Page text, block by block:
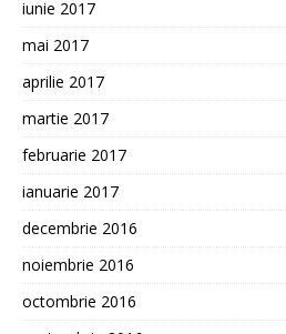
iunie 2017
mai 2017
aprilie 2017
martie 2017
februarie 2017
ianuarie 2017
decembrie 2016
noiembrie 2016
octombrie 2016